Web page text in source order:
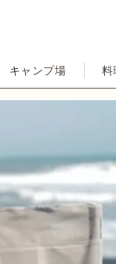
キャンプ場 料